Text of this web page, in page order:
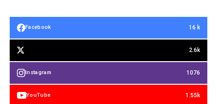
Facebook 16 k
2.6k
Instagram 1076
YouTube 1.55k